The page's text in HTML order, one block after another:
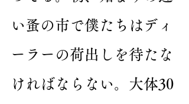
い蚤の市で僕たちはディ
ーラーの荷出しを待たな
ければならない。大体30